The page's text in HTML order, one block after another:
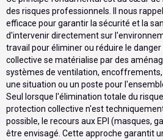
des risques professionnels. Il nous
efficace pour garantir la sécurité et la
d'intervenir directement sur
travail pour éliminer ou réduire le
collective se matérialise par des
systèmes de ventilation,
une situation ou un poste pour
Seul lorsque l'élimination totale du
protection collective n'est
possible, le recours aux EPI (masques,
être envisagé. Cette approche garantit